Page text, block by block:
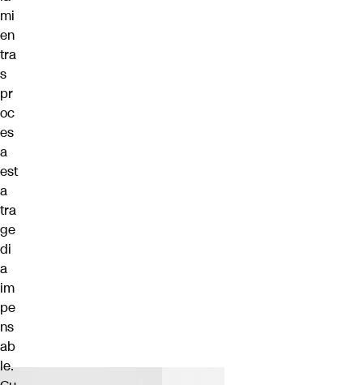
mi
en
tra
s
pr
oc
es
a
est
a
tra
ge
di
a
im
pe
ns
ab
le.